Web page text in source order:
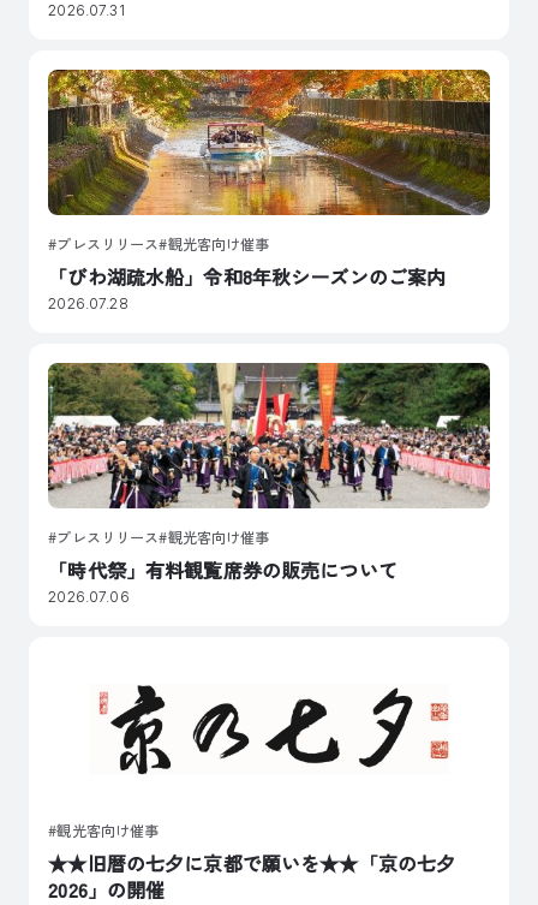
2026.07.31
プレスリリース 観光客向け催事
「びわ湖疏水船」令和8年秋シーズンのご案内
2026.07.28
プレスリリース 観光客向け催事
「時代祭」有料観覧席券の販売について
2026.07.06
観光客向け催事
★★旧暦の七夕に京都で願いを★★「京の七夕
2026」の開催